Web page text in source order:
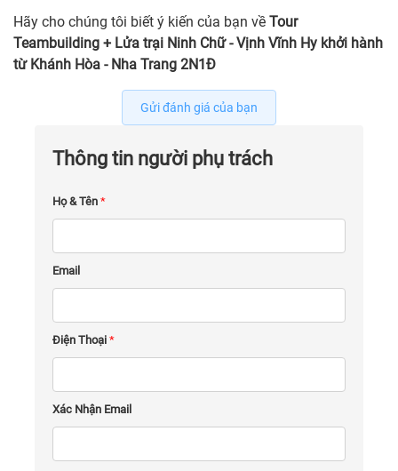
Hãy cho chúng tôi biết ý kiến của bạn về Tour
Teambuilding + Lửa trại Ninh Chữ - Vịnh Vĩnh Hy khởi hành
từ Khánh Hòa - Nha Trang 2N1Đ
Gửi đánh giá của bạn
Thông tin người phụ trách
Họ & Tên *
Email
Điện Thoại *
Xác Nhận Email